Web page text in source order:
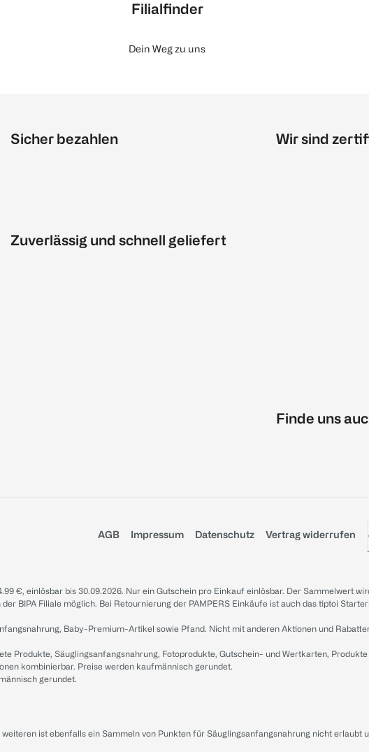
Filialfinder
Dein Weg zu uns
Sicher bezahlen
Zuverlässig und schnell geliefert
Wir sind
Finde uns
AGB Impressum Datenschutz Vertrag widerrufen
€, einlösbar bis 30.09.2026. Nur ein Gutschein pro Einkauf einlösbar. Der Sammelwert
BIPA Filiale möglich. Bei Retournierung der PAMPERS Einkäufe ist auch das tiptoi
Baby-Premium-Artikel sowie Pfand. Nicht mit anderen Aktionen und
Produkte, Säuglingsanfangsnahrung, Fotoprodukte, Gutschein- und Wertkarten,
kombinierbar. Preise werden kaufmännisch gerundet.
gerundet.
ist ebenfalls ein Sammeln von Punkten für Säuglingsanfangsnahrung nicht erlaubt